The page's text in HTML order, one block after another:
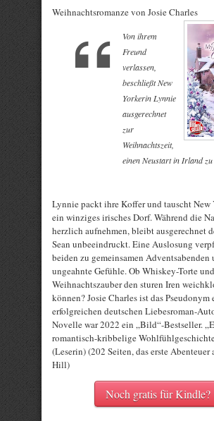
Weihnachtsromanze von Josie Charles
Von ihrem
Freund
verlassen,
beschließt New
Yorkerin Lynnie
ausgerechnet
zur
Weihnachtszeit,
einen Neustart in Irland
Lynnie packt ihre Koffer und tauscht New
ein winziges irisches Dorf. Während die
herzlich aufnehmen, bleibt ausgerechnet
Sean unbeeindruckt. Eine Auslosung
beiden zu gemeinsamen Adventsabenden
ungeahnte Gefühle. Ob Whiskey-Torte und
Weihnachtszauber den sturen Iren
können? Josie Charles ist das Pseudonym
erfolgreichen deutschen Liebesroman-
Novelle war 2022 ein „Bild“-Bestseller.
romantisch-kribbelige
(Leserin) (202 Seiten, das erste Abenteuer
Hill)
Noch gratis für Kindle?